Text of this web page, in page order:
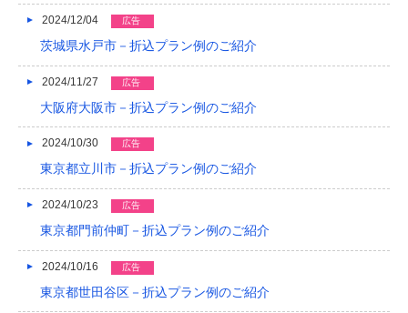
2024/12/04 広告
茨城県水戸市－折込プラン例のご紹介
2024/11/27 広告
大阪府大阪市－折込プラン例のご紹介
2024/10/30 広告
東京都立川市－折込プラン例のご紹介
2024/10/23 広告
東京都門前仲町－折込プラン例のご紹介
2024/10/16 広告
東京都世田谷区－折込プラン例のご紹介